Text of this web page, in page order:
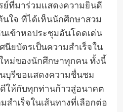
ที่มาร่วมแสดงความยินดี
ใจ ที่ได้เห็นนักศึกษาสวม
เข้าหอประชุมอันโดดเด่น
ยบัตรเป็นความสำเร็จใน
หม่ของนักศึกษาทุกคน ทั้งนี้
บุรีขอแสดงความชื่นชม
ให้กับทุกท่านก้าวสู่อนาคต
ำเร็จในเส้นทางที่เลือกต่อ